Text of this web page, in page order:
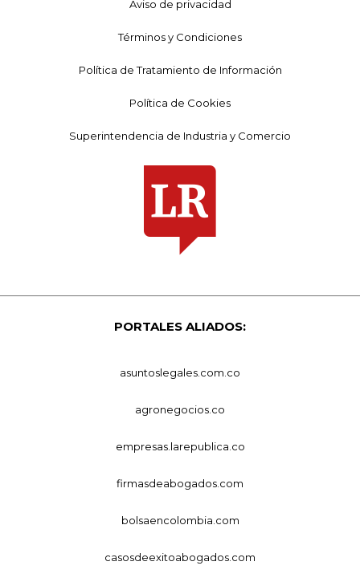
Aviso de privacidad
Términos y Condiciones
Política de Tratamiento de Información
Política de Cookies
Superintendencia de Industria y Comercio
PORTALES ALIADOS:
asuntoslegales.com.co
agronegocios.co
empresas.larepublica.co
firmasdeabogados.com
bolsaencolombia.com
casosdeexitoabogados.com